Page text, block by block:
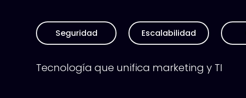
Seguridad Escalabilidad
Tecnología que unifica marketing y TI